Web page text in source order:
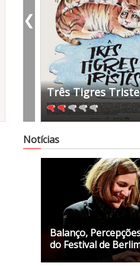
2018 2017
Três Tigres
❮
Notícias
Balanço,
do Festival de